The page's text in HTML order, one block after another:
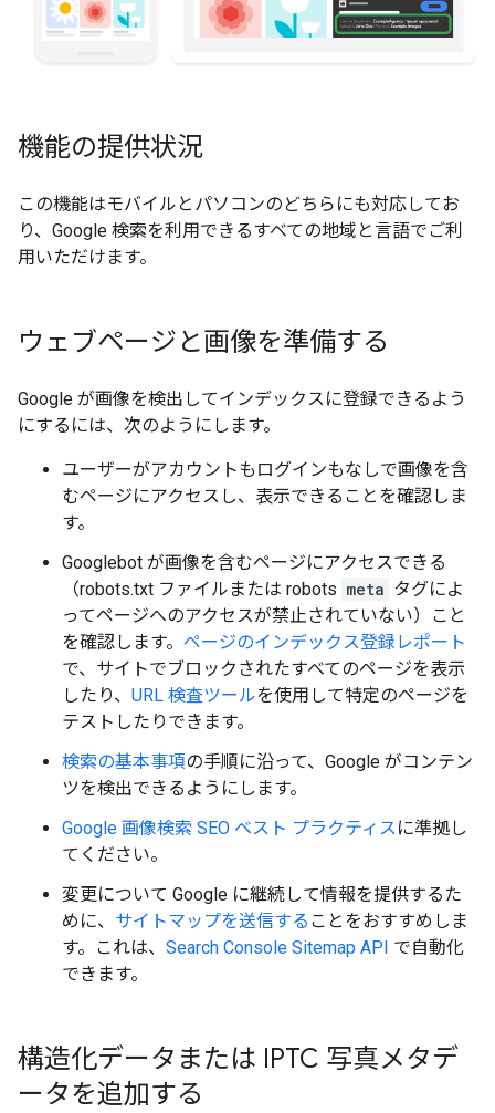
機能の提供状況
この機能はモバイルとパソコンのどちらにも対応してお
り、Google 検索を利用できるすべての地域と言語でご利
用いただけます。
ウェブページと画像を準備する
Google が画像を検出してインデックスに登録できるよう
にするには、次のようにします。
ユーザーがアカウントもログインもなしで画像を含
むページにアクセスし、表示できることを確認しま
す。
Googlebot が画像を含むページにアクセスできる
（robots.txt ファイルまたは robots meta タグによ
ってページへのアクセスが禁止されていない）こと
を確認します。 ページのインデックス登録レポート
で、サイトでブロックされたすべてのページを表示
したり、 URL 検査ツールを使用して特定のページを
テストしたりできます。
検索の基本事項の手順に沿って、Google がコンテン
ツを検出できるようにします。
Google 画像検索 SEO ベスト プラクティスに準拠し
てください。
変更について Google に継続して情報を提供するた
めに、 サイトマップを送信する ことをおすすめしま
す。これは、 Search Console Sitemap API で自動化
できます。
構造化データまたは IPTC 写真メタデ
ータを追加する